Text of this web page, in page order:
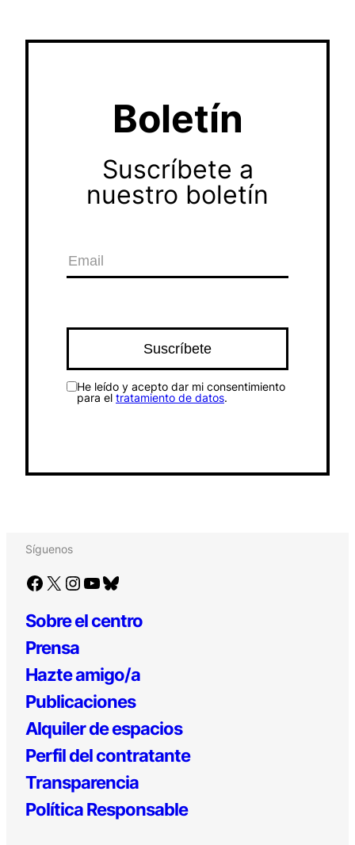
Boletín
Suscríbete a
nuestro boletín
He leído y acepto dar mi consentimiento
para el tratamiento de datos.
Síguenos
Facebook X Instagram YouTube Bluesky
Sobre el centro
Prensa
Hazte amigo/a
Publicaciones
Alquiler de espacios
Perfil del contratante
Transparencia
Política Responsable